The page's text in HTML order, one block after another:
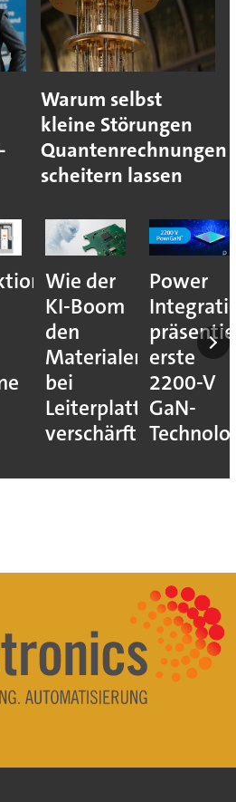
Warum selbst
kleine Störungen
Quantenrechnungen
scheitern lassen
Wie der
KI-Boom
den
Materialengpass
bei
Leiterplatten
verschärft
Power
erste
2200-V
GaN-